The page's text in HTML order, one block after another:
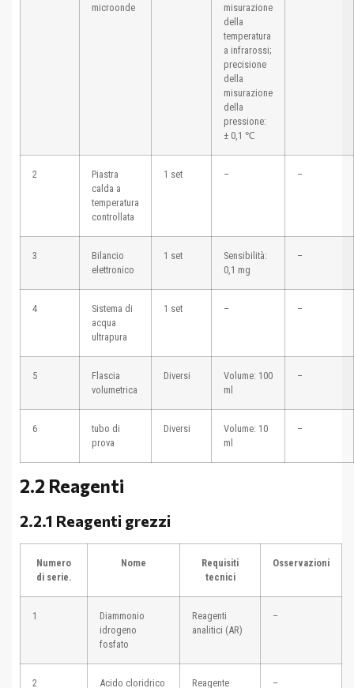
microonde
misurazione
della
temperatura
a infrarossi;
precisione
della
misurazione
della
pressione:
± 0,1 ℃
2
Piastra
calda a
temperatura
controllata
1 set – –
3
Bilancio
elettronico
1 set
Sensibilità:
0,1 mg
–
4
Sistema di
acqua
ultrapura
1 set – –
5
Flascia
volumetrica
Diversi
Volume: 100
ml
–
6
tubo di
prova
Diversi
Volume: 10
ml
–
2.2 Reagenti
2.2.1 Reagenti grezzi
Numero
di serie.
Nome
Requisiti
tecnici
Osservazioni
1
Diammonio
idrogeno
fosfato
Reagenti
analitici (AR)
–
2 Acido cloridrico Reagente –